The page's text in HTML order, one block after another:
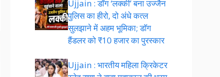
Ujjain : डॉग ‘लक्की’ बना उज्जैन
पुलिस का हीरो, दो अंधे कत्ल
सुलझाने में अहम भूमिका; डॉग
हैंडलर को ₹10 हजार का पुरस्कार
Ujjain : भारतीय महिला क्रिकेटर